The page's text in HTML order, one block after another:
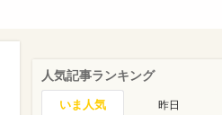
人気記事ランキング
いま人気 昨日